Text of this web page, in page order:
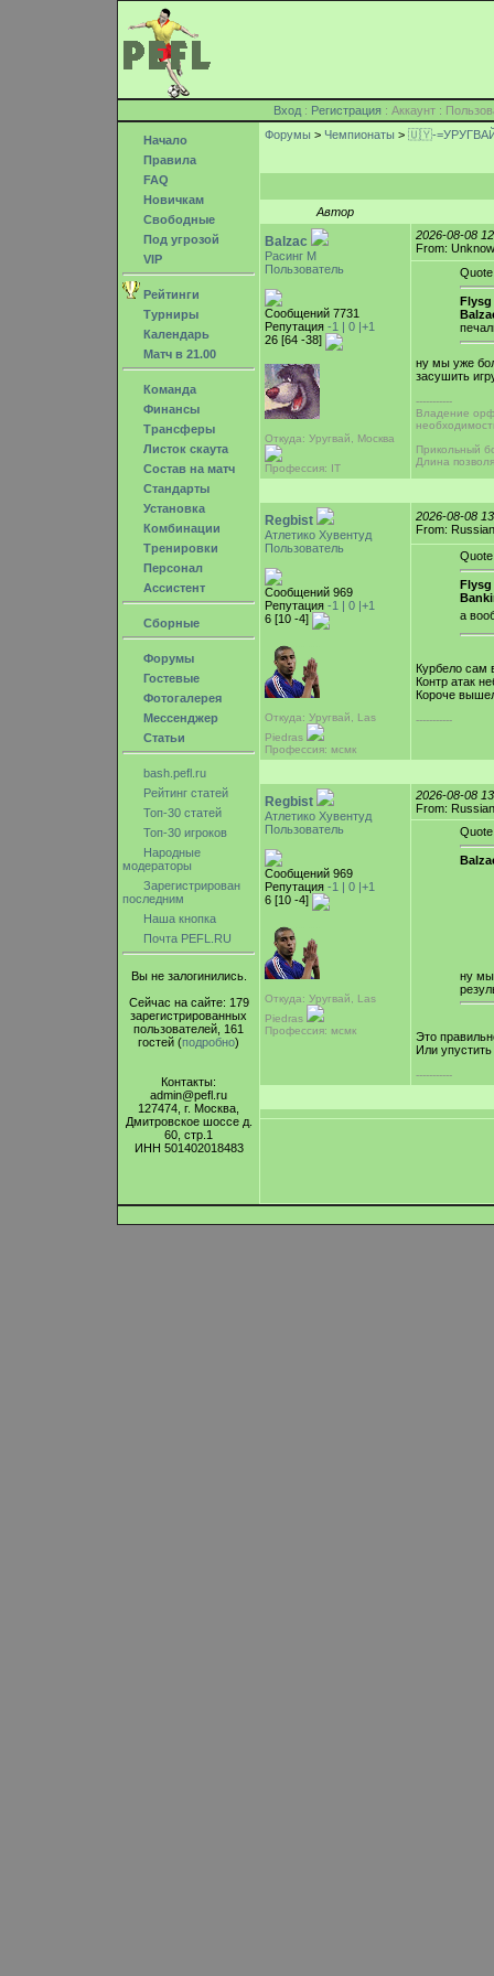
Вход : Регистрация : Аккаунт :
Начало
Правила
FAQ
Новичкам
Свободные
Под угрозой
VIP
Рейтинги
Турниры
Календарь
Матч в 21.00
Команда
Финансы
Трансферы
Листок скаута
Состав на матч
Стандарты
Установка
Комбинации
Тренировки
Персонал
Ассистент
Сборные
Форумы
Гостевые
Фотогалерея
Мессенджер
Статьи
bash.pefl.ru
Рейтинг статей
Топ-30 статей
Топ-30 игроков
Народные
модераторы
Зарегистрирован
последним
Наша кнопка
Почта PEFL.RU
Вы не залогинились.
Сейчас на сайте: 179
зарегистрированных
пользователей, 161
гостей (подробно)
Контакты:
admin@pefl.ru
127474, г. Москва,
Дмитровское шоссе д.
60, стр.1
ИНН 501402018483
Форумы > Чемпионаты > 🇺🇾-
Автор
Balzac
Расинг М
Пользователь
Сообщений 7731
Репутация -1 | 0 |+1
26 [64 -38]
Откуда: Уругвай, Москва
Профессия: IT
2026-08-08
From:
Quote
Flysg
ну мы уже
засушить
-----------
Владение
Прикольный
Длина
Regbist
Атлетико Хувентуд
Пользователь
Сообщений 969
Репутация -1 | 0 |+1
6 [10 -4]
Откуда: Уругвай, Las
Piedras
Профессия: мсмк
2026-08-08
From:
Quote
Flysg
а
Курбело сам
Контр атак
Короче
-----------
Regbist
Атлетико Хувентуд
Пользователь
Сообщений 969
Репутация -1 | 0 |+1
6 [10 -4]
Откуда: Уругвай, Las
Piedras
Профессия: мсмк
2026-08-08
From:
Quote
ну мы
Это
Или
-----------